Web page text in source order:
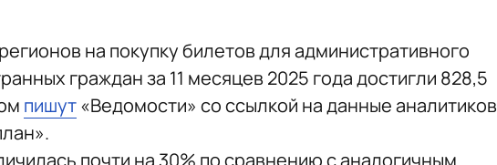
на покупку билетов для административного
граждан за 11 месяцев 2025 года достигли 828,5
пишут«Ведомости» со ссылкой на данные аналитиков
почти на 30% по сравнению с аналогичным